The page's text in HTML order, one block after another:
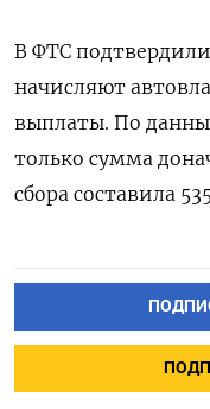
В ФТС
начисляют
выплаты. По
только сумма
сбора составила